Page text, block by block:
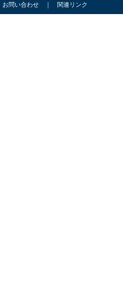
お問い合わせ ｜ 関連リンク